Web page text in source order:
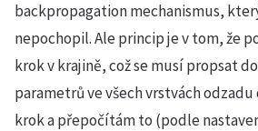
backpropagation mechanismus,
nepochopil. Ale princip je v tom, že
krok v krajině, což se musí propsat
parametrů ve všech vrstvách
krok a přepočítám to (podle